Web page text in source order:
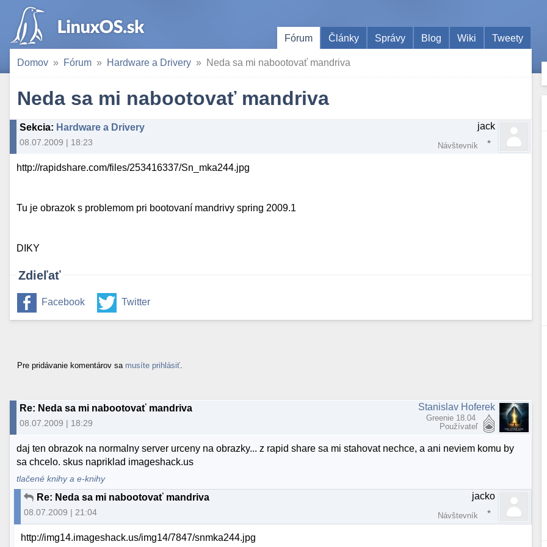
Fórum Články Správy Blog Wiki Tweety
Domov Fórum Hardware a Drivery Neda sa mi nabootovať mandriva
Neda sa mi nabootovať mandriva
Sekcia: Hardware a Drivery
08.07.2009 | 18:23
jack
Návštevník
http://rapidshare.com/files/253416337/Sn_mka244.jpg
Tu je obrazok s problemom pri bootovaní mandrivy spring 2009.1
DIKY
Zdieľať
Facebook Twitter
Pre pridávanie komentárov sa musíte prihlásiť
Re: Neda sa mi nabootovať mandriva
08.07.2009 | 18:29
Stanislav Hoferek
Greenie 18.04
Používateľ
daj ten obrazok na normalny server urceny na obrazky... z rapid share sa mi stahovat nechce, a ani neviem komu by
sa chcelo. skus napriklad imageshack.us
tlačené knihy a e-knihy
Re: Neda sa mi nabootovať mandriva
08.07.2009 | 21:04
jacko
Návštevník
http://img14.imageshack.us/img14/7847/snmka244.jpg